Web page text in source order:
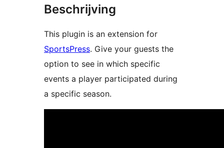
Beschrijving
This plugin is an extension for
SportsPress. Give your guests the
option to see in which specific
events a player participated during
a specific season.